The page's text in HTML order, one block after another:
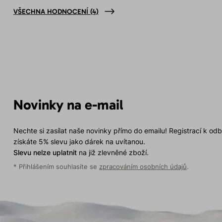
VŠECHNA HODNOCENÍ (4)
Novinky na e-mail
Nechte si zasílat naše novinky přímo do emailu! Registrací k
získáte 5% slevu jako dárek na uvítanou.
Slevu nelze uplatnitna již zlevněné zboží.
* Přihlášením souhlasíte se zpracováním osobních údajů.